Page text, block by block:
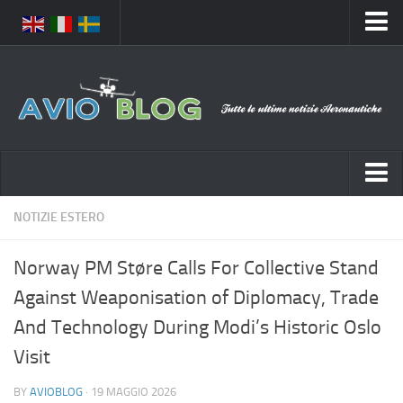
Chi Siamo
Contatti
Pubblicità
Disclaimer
Feed
Prenota Voli
Notizie Italia
Aeronautica Militare
Aeroporti
Compagnie Aeree
Forze Aeree
Incidenti e inconvenienti aerei
NOTIZIE ESTERO
Norway PM Støre Calls For Collective Stand
Against Weaponisation of Diplomacy, Trade
And Technology During Modi’s Historic Oslo
Visit
BY AVIOBLOG · 19 MAGGIO 2026